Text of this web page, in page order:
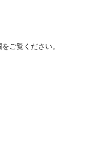
ご覧ください。